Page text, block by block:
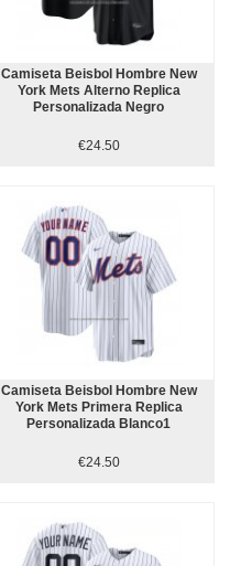
Camiseta Beisbol Hombre New
York Mets Alterno Replica
Personalizada Negro
€24.50
Camiseta Beisbol Hombre New
York Mets Primera Replica
Personalizada Blanco1
€24.50